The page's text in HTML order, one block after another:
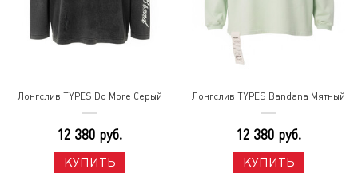
Лонгслив TYPES Do More Серый
12 380 руб.
КУПИТЬ
Лонгслив TYPES Bandana Мятный
12 380 руб.
КУПИТЬ